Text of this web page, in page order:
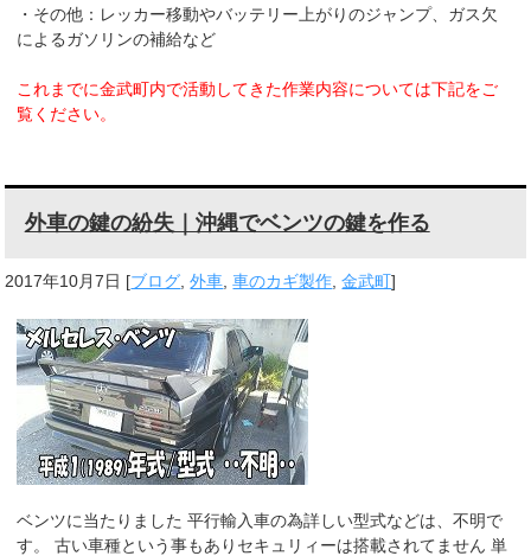
・その他：レッカー移動やバッテリー上がりのジャンプ、ガス欠
によるガソリンの補給など
これまでに金武町内で活動してきた作業内容については下記をご
覧ください。
外車の鍵の紛失｜沖縄でベンツの鍵を作る
2017年10月7日 [ブログ ,外車 ,車のカギ製作 ,金武町]
ベンツに当たりました 平行輸入車の為詳しい型式などは、不明で
す。 古い車種という事もありセキュリィーは搭載されてません 単